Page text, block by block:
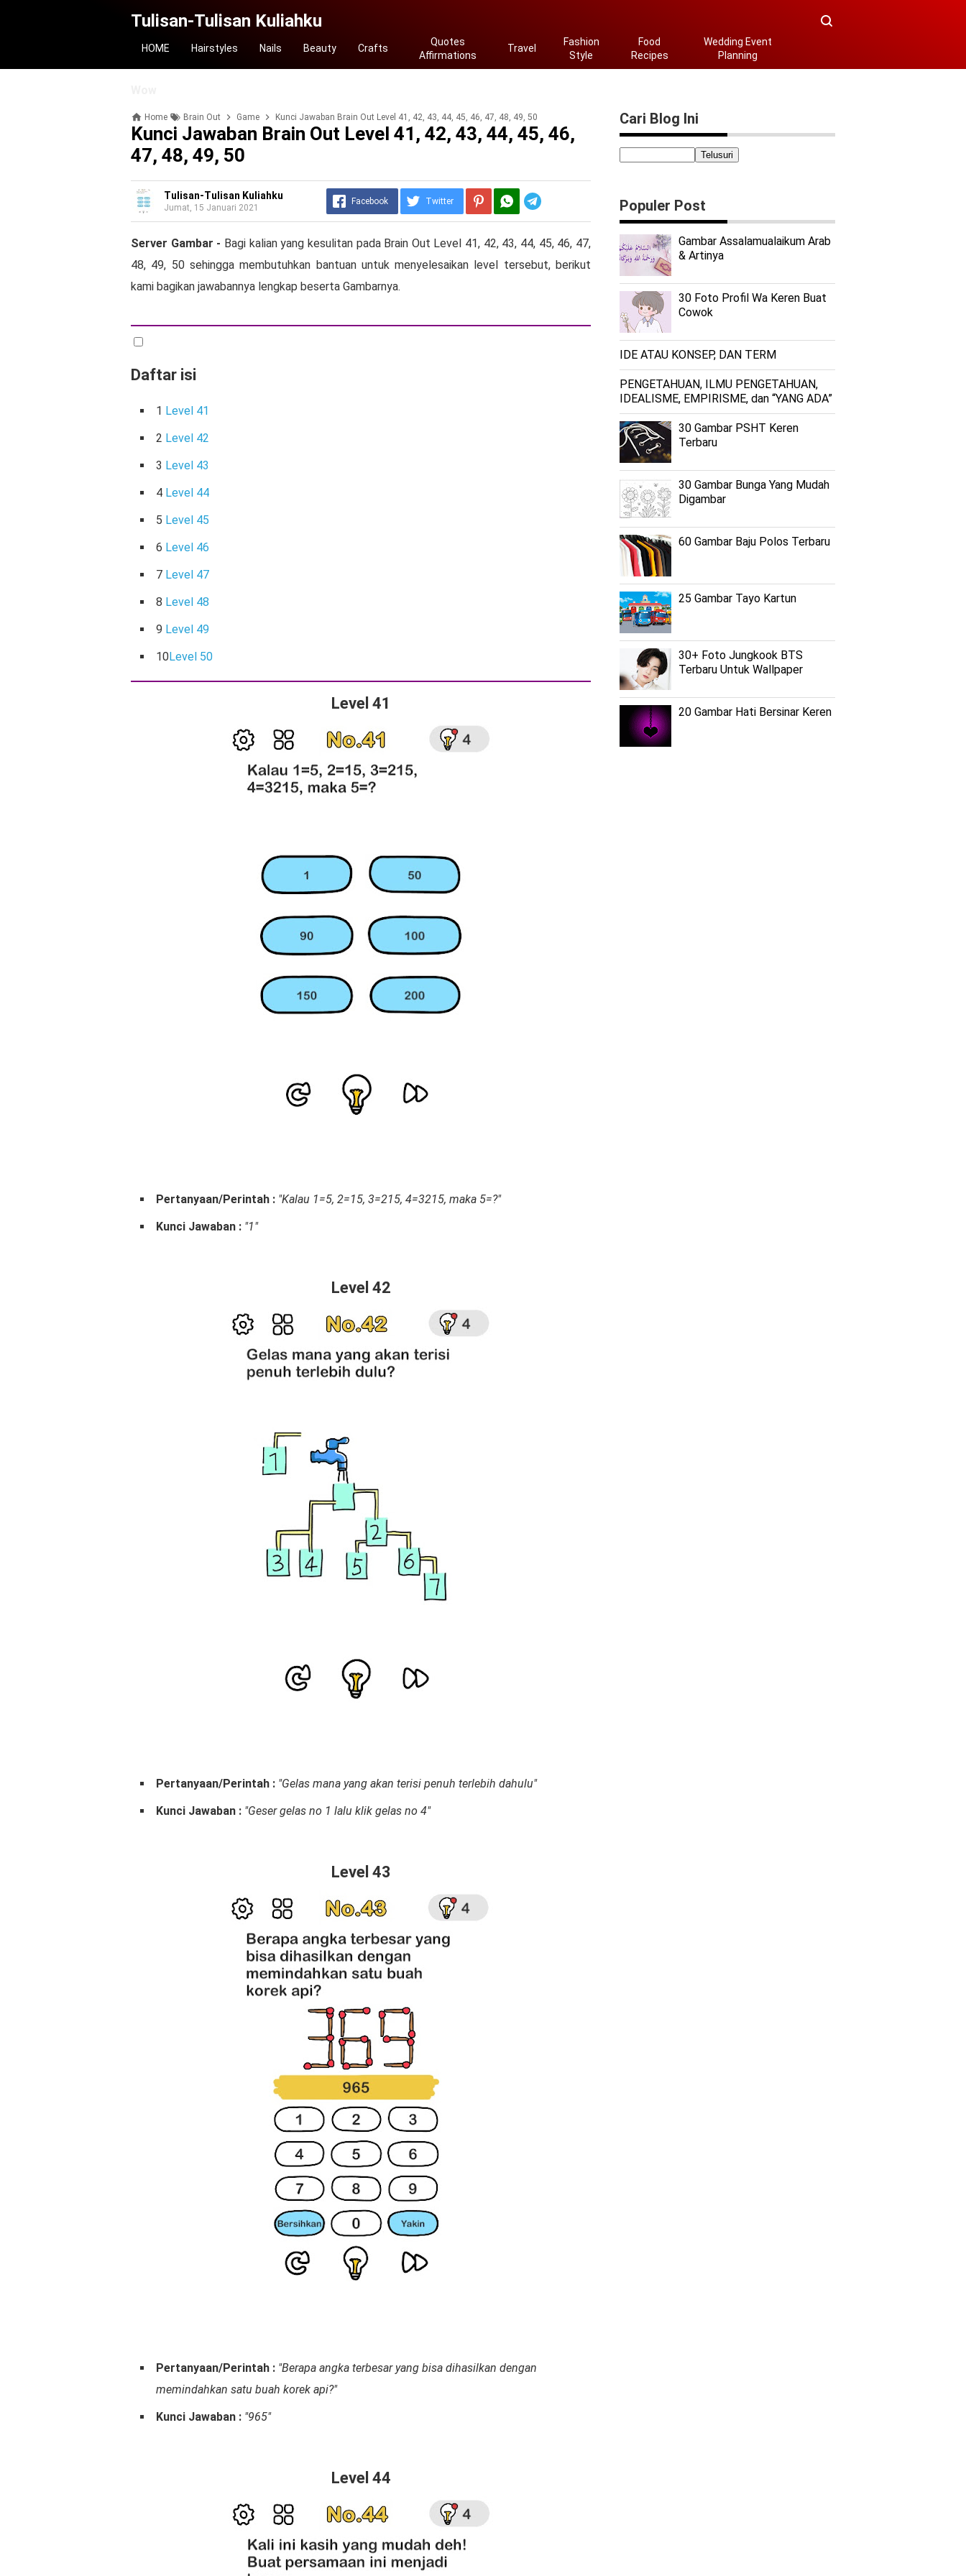
Tulisan-Tulisan Kuliahku
HOME Hairstyles Nails Beauty Crafts
Quotes
Affirmations
Travel
Fashion
Style
Food
Recipes
Wedding Event
Planning
Home Brain Out Game Kunci Jawaban Brain Out Level 41, 42, 43, 44, 45, 46, 47, 48, 49, 50
Kunci Jawaban Brain Out Level 41, 42, 43, 44, 45, 46,
47, 48, 49, 50
Tulisan-Tulisan Kuliahku
Jumat, 15 Januari 2021
Facebook Twitter
Server Gambar - Bagi kalian yang kesulitan pada Brain Out Level 41, 42, 43, 44, 45, 46, 47,
48, 49, 50 sehingga membutuhkan bantuan untuk menyelesaikan level tersebut, berikut
kami bagikan jawabannya lengkap beserta Gambarnya.
Daftar isi
1 Level 41
2 Level 42
3 Level 43
4 Level 44
5 Level 45
6 Level 46
7 Level 47
8 Level 48
9 Level 49
10Level 50
Level 41
Pertanyaan/Perintah : "Kalau 1=5, 2=15, 3=215, 4=3215, maka 5=?"
Kunci Jawaban : "1"
Level 42
Pertanyaan/Perintah : "Gelas mana yang akan terisi penuh terlebih dahulu"
Kunci Jawaban : "Geser gelas no 1 lalu klik gelas no 4"
Level 43
Pertanyaan/Perintah : "Berapa angka terbesar yang bisa dihasilkan dengan
memindahkan satu buah korek api?"
Kunci Jawaban : "965"
Level 44
Cari Blog Ini
Populer Post
Gambar Assalamualaikum Arab
& Artinya
30 Foto Profil Wa Keren Buat
Cowok
IDE ATAU KONSEP, DAN TERM
PENGETAHUAN, ILMU PENGETAHUAN,
IDEALISME, EMPIRISME, dan “YANG ADA”
30 Gambar PSHT Keren
Terbaru
30 Gambar Bunga Yang Mudah
Digambar
60 Gambar Baju Polos Terbaru
25 Gambar Tayo Kartun
30+ Foto Jungkook BTS
Terbaru Untuk Wallpaper
20 Gambar Hati Bersinar Keren